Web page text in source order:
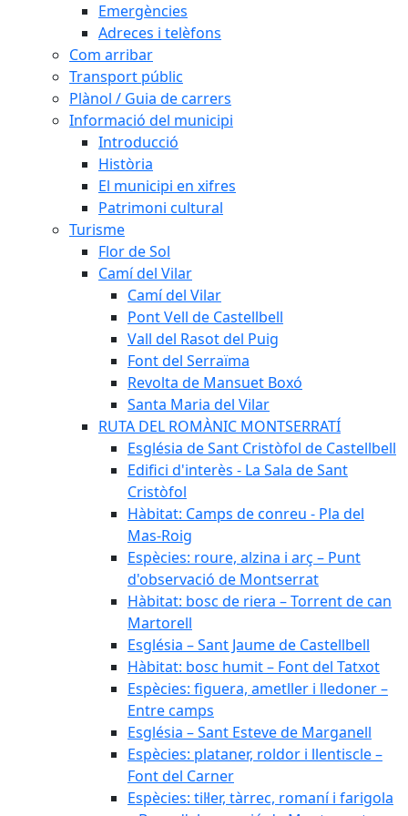
Emergències
Adreces i telèfons
Com arribar
Transport públic
Plànol / Guia de carrers
Informació del municipi
Introducció
Història
El municipi en xifres
Patrimoni cultural
Turisme
Flor de Sol
Camí del Vilar
Camí del Vilar
Pont Vell de Castellbell
Vall del Rasot del Puig
Font del Serraïma
Revolta de Mansuet Boxó
Santa Maria del Vilar
RUTA DEL ROMÀNIC MONTSERRATÍ
Església de Sant Cristòfol de Castellbell
Edifici d'interès - La Sala de Sant
Cristòfol
Hàbitat: Camps de conreu - Pla del
Mas-Roig
Espècies: roure, alzina i arç – Punt
d'observació de Montserrat
Hàbitat: bosc de riera – Torrent de can
Martorell
Església – Sant Jaume de Castellbell
Hàbitat: bosc humit – Font del Tatxot
Espècies: figuera, ametller i lledoner –
Entre camps
Església – Sant Esteve de Marganell
Espècies: plataner, roldor i llentiscle –
Font del Carner
Espècies: til·ler, tàrrec, romaní i farigola